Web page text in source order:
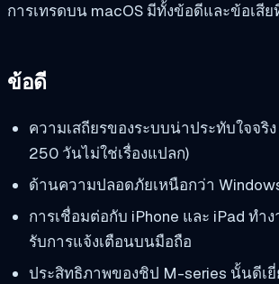
การเทรดบน macOS มีทั้งข้อดีและข้อเสี
ข้อดี
ความเสถียรของระบบน่าประทับใจจริ
250 วันไม่ใช่เรื่องแปลก)
ด้านความปลอดภัยเหนือกว่า
การเชื่อมต่อกับ iPhone และ iPad ทำ
รับการแจ้งเตือนบนมือถือ
ประสิทธิภาพของชิป M-series นั้นดีเยี่